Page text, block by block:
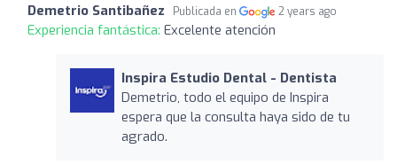
Demetrio Santibañez Publicada en 2 years ago
Experiencia fantástica: Excelente atención
Inspira Estudio Dental - Dentista
Demetrio, todo el equipo de Inspira
espera que la consulta haya sido de tu
agrado.